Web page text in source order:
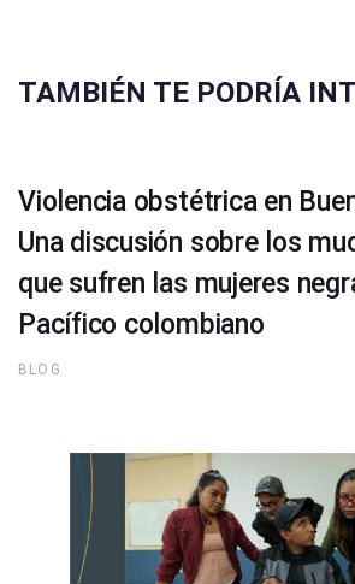
TAMBIÉN TE PODRÍA
Violencia obstétrica en
Una discusión sobre los
que sufren las mujeres
Pacífico colombiano
BLOG